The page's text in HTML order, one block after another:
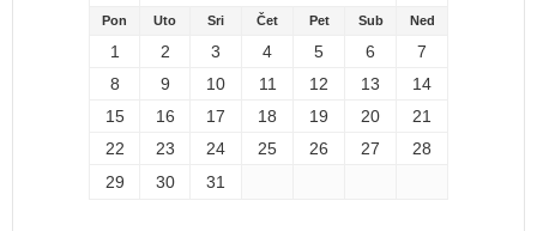
Pon Uto Sri Čet Pet Sub Ned
1 2 3 4 5 6
7
8
9 10 11 12 13
14
15
16 17 18 19 20
21
22
23 24 25 26 27
28
29
30 31